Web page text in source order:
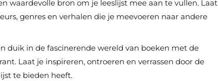
waardevolle bron om je leeslijst mee aan te vullen. Laat
genres en verhalen die je meevoeren naar andere
duik in de fascinerende wereld van boeken met de
Laat je inspireren, ontroeren en verrassen door de
te bieden heeft.